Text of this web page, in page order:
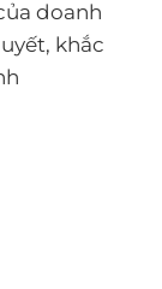
doanh
khắc